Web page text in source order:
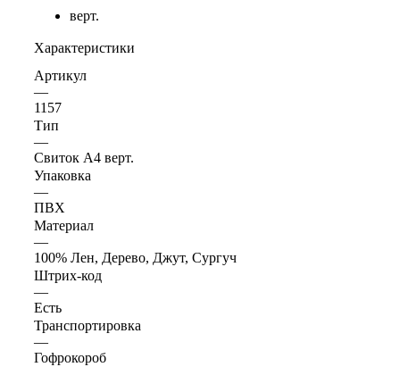
верт.
Характеристики
Артикул
—
1157
Тип
—
Свиток А4 верт.
Упаковка
—
ПВХ
Материал
—
100% Лен, Дерево, Джут, Сургуч
Штрих-код
—
Есть
Транспортировка
—
Гофрокороб